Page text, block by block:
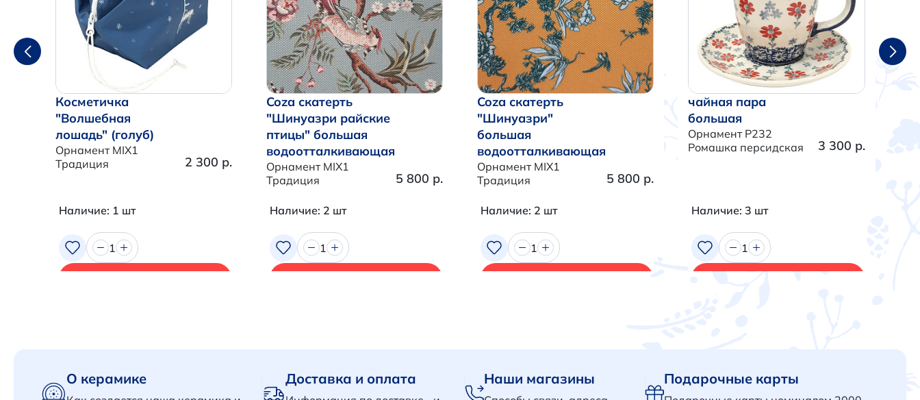
Косметичка
"Волшебная
лошадь" (голуб)
Орнамент MIX1
Традиция
2 300 р.
Наличие: 1 шт
1
Coza скатерть
"Шинуазри райские
птицы" большая
водоотталкивающая
Орнамент MIX1
Традиция
5 800 р.
Наличие: 2 шт
1
Coza скатерть
"Шинуазри"
большая
водоотталкивающая
Орнамент MIX1
Традиция
5 800 р.
Наличие: 2 шт
1
чайная пара
большая
Орнамент P232
Ромашка персидская
3 300 р.
Наличие: 3 шт
1
О керамике Доставка и оплата Наши магазины Подарочные карты